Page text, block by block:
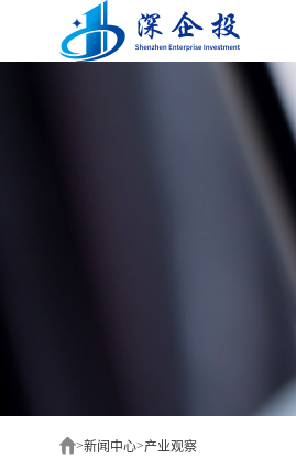
>新闻中心>产业观察